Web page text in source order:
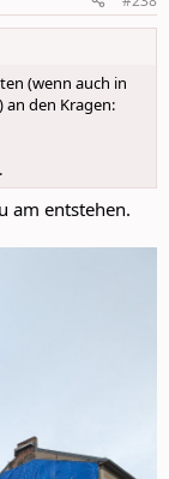
(wenn auch in
den Kragen:
am entstehen.